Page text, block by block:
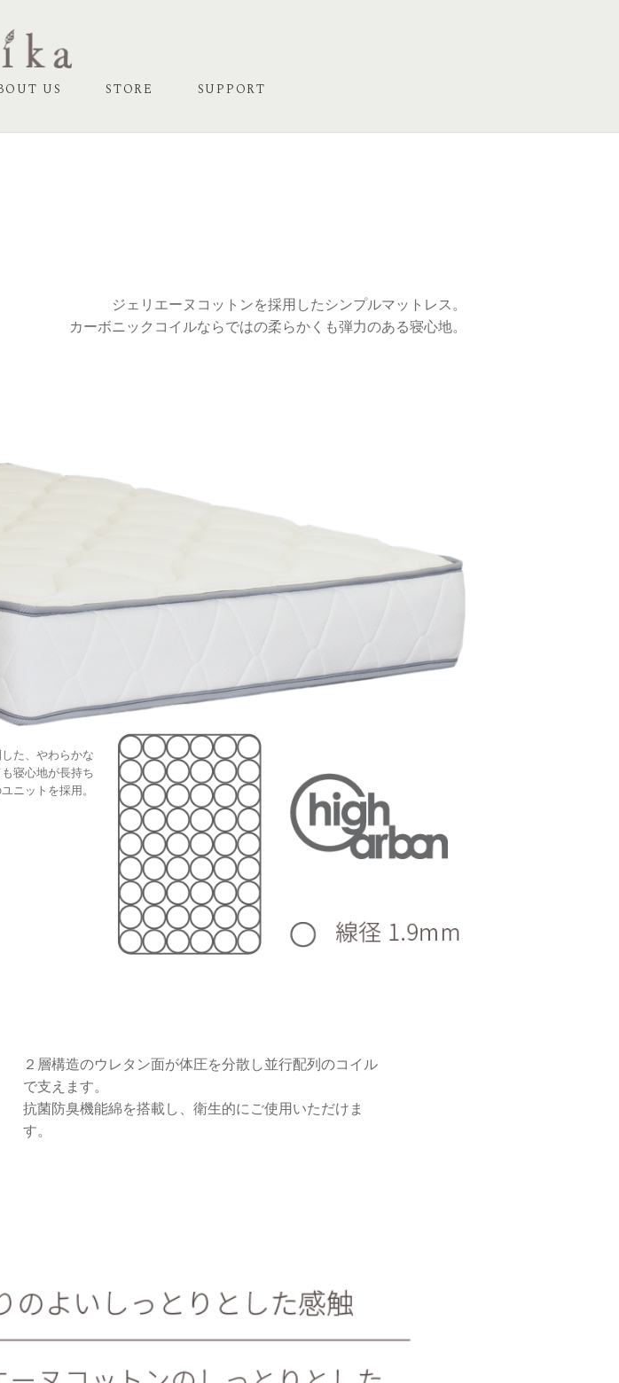
US STORE SUPPORT
ジェリエーヌコットンを採用したシンプルマットレス。
カーボニックコイルならではの柔らかくも弾力のある寝心地。
た、やわらかな
寝心地が長持ち
ニットを採用。
２層構造のウレタン面が体圧を分散し並行配列のコイル
で支えます。
抗菌防臭機能綿を搭載し、衛生的にご使用いただけま
す。